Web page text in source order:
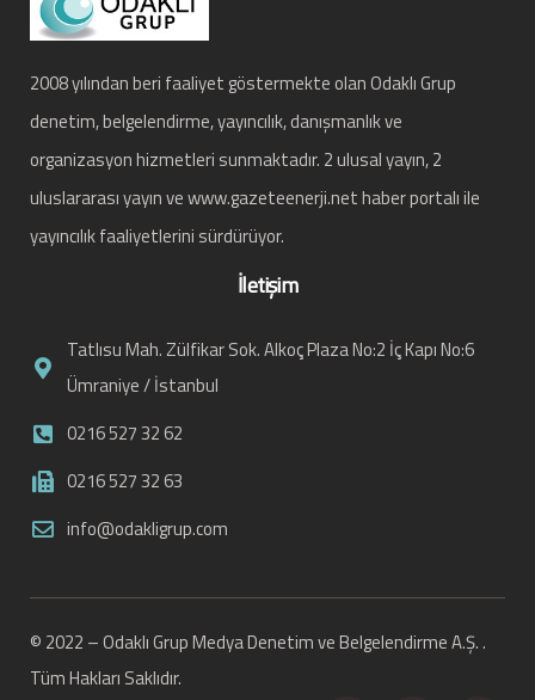
2008 yılından beri faaliyet göstermekte olan Odaklı Grup
denetim, belgelendirme, yayıncılık, danışmanlık ve
organizasyon hizmetleri sunmaktadır. 2 ulusal yayın, 2
uluslararası yayın ve www.gazeteenerji.net haber portalı ile
yayıncılık faaliyetlerini sürdürüyor.
İletişim
Tatlısu Mah. Zülfikar Sok. Alkoç Plaza No:2 İç Kapı No:6
Ümraniye / İstanbul
0216 527 32 62
0216 527 32 63
info@odakligrup.com
© 2022 – Odaklı Grup Medya Denetim ve Belgelendirme A.Ş. .
Tüm Hakları Saklıdır.